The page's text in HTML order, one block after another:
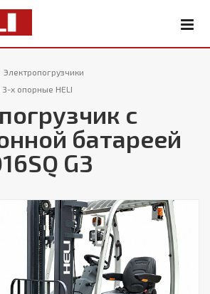
Электропогрузчики
х опорные HELI
с
батареей
G3